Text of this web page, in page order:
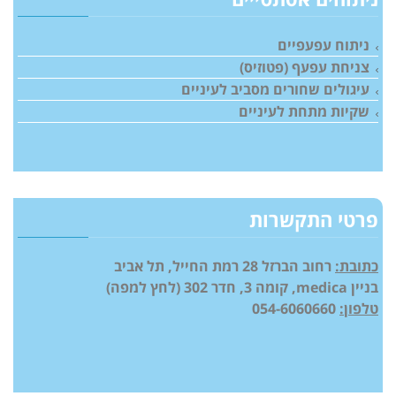
ניתוח עפעפיים
צניחת עפעף (פטוזיס)
עיגולים שחורים מסביב לעיניים
שקיות מתחת לעיניים
פרטי התקשרות
כתובת: רחוב הברזל 28 רמת החייל, תל אביב
בניין medica, קומה 3, חדר 302 (
לחץ למפה)
טלפון: 054-6060660